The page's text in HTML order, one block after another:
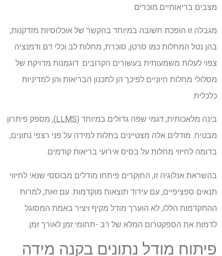
מצבים בריאותיים מוכרים.
מגבלה זו הופכת חשובה במיוחד בהקשר של אוכלוסיות מזדקנות,
בהן נטל המחלות כמו סרטן, סוכרת, מחלות לב וכלי דם ודמנציה
צפוי לעלות משמעותית בעשורים הקרובים. דוגמנות מדויקת של
מסלולי מחלות חיוניים לפיכך הן לתכנון הבריאות והן למדיניות
כלכלית.
בינה מלאכותית, דגמי שפה גדולים במיוחד (LLMS ), מספק פיתרון
מבטיח. מודלים אלה מצטיינים בתלות למידה על פני רצפי נתונים,
בדומה לחיזוי מחלות על בסיס אירועי בריאות קודמים.
בהשראת אנלוגיה זו, החוקרים פיתחו מודלים מבוססי שנאי לחיזוי
תנאים ספציפיים, עם עידוד תוצאות מוקדמות. עם זאת, למרות
ההתקדמות הללו, לא הוערך מודל מקיף ויציר באמת המסוגל
לדמות את הספקטרום המלא של רב -תחומי זמן לאורך זמן.
פיתוח מודל נתונים בקנה מידה